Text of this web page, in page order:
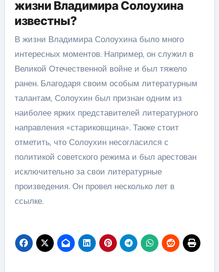
жизни Владимира Солоухина
известны?
В жизни Владимира Солоухина было много
интересных моментов. Например, он служил в
Великой Отечественной войне и был тяжело
ранен. Благодаря своим особым литературным
талантам, Солоухин был признан одним из
наиболее ярких представителей литературного
направления «стариковщина». Также стоит
отметить, что Солоухин несогласился с
политикой советского режима и был арестован
исключительно за свои литературные
произведения. Он провел несколько лет в
ссылке.